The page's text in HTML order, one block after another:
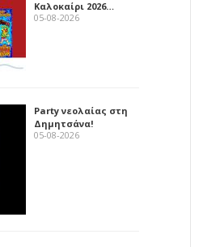
Καλοκαίρι 2026…
05-08-2026
Party νεολαίας στη
Δημητσάνα!
05-08-2026